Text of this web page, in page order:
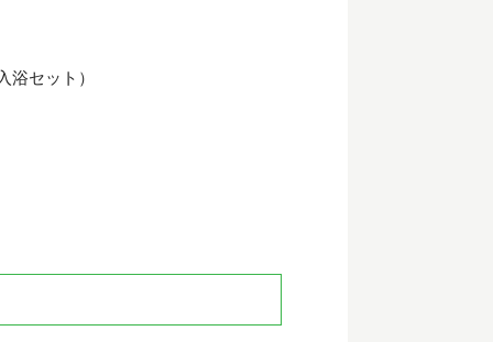
セット）